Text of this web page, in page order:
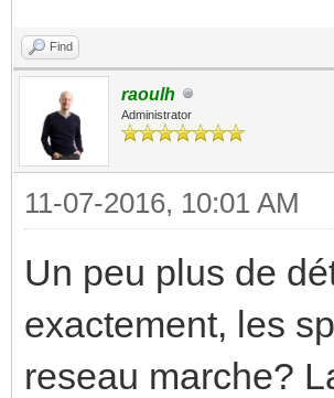
Find
raoulh
Administrator
11-07-2016, 10:01 AM
Un peu plus de
exactement, les
reseau marche?